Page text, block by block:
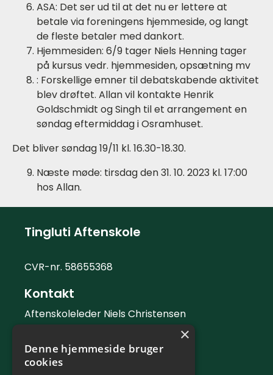
ASA: Det ser ud til at det nu er lettere at
betale via foreningens hjemmeside, og langt
de fleste betaler med dankort.
Hjemmesiden: 6/9 tager Niels Henning tager
på kursus vedr. hjemmesiden, opsætning mv
: Forskellige emner til debatskabende aktivitet
blev drøftet. Allan vil kontakte Henrik
Goldschmidt og Singh til et arrangement en
søndag eftermiddag i Osramhuset.
Det bliver søndag 19/11 kl. 16.30-18.30.
Næste møde: tirsdag den 31. 10. 2023 kl. 17:00
hos Allan.
Tingluti Aftenskole
CVR-nr. 58655368
Kontakt
Aftenskoleleder Niels Christensen
Mail:info@tingluti.dk
×
Denne hjemmeside bruger
cookies